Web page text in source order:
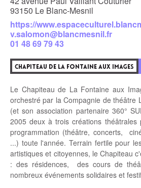
93150 Le Blanc-Mesnil
https://
v.salomon@blancmesnil.fr
01 48 69 79 43
CHAPITEAU DE LA FONTAINE AUX IMAGES
Le Chapiteau de La Fontaine aux
orchestré par la Compagnie de théâtre
(et son association partenaire 360°
2005 deux à trois créations
programmation (théâtre, concerts,
...) toute l'année. Terrain fertile pour
artistiques et citoyennes, le Chapiteau
: des résidences, des cours de
nombreux événements solidaires et